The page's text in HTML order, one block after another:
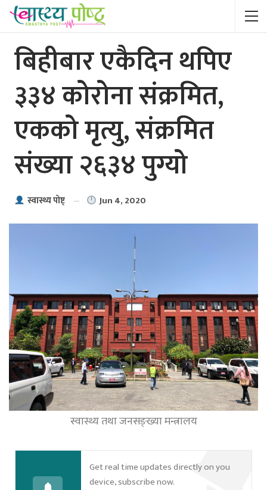
बिहीबार एकैदिन थपिए
३३४ कोरोना संक्रमित,
एकको मृत्यु, संक्रमित
संख्या २६३४ पुग्यो
स्वास्थ्य पाेष्ट् Jun 4, 2020
स्वास्थ्य तथा जनसङ्ख्या मन्त्रालय
Get real time updates directly on you
device, subscribe now.